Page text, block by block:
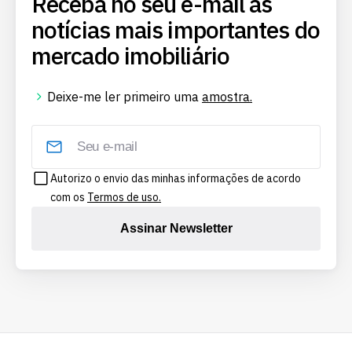
notícias mais importantes do
mercado imobiliário
Deixe-me ler primeiro uma amostra.
Autorizo o envio das minhas informações de acordo
com os Termos de uso.
Assinar Newsletter